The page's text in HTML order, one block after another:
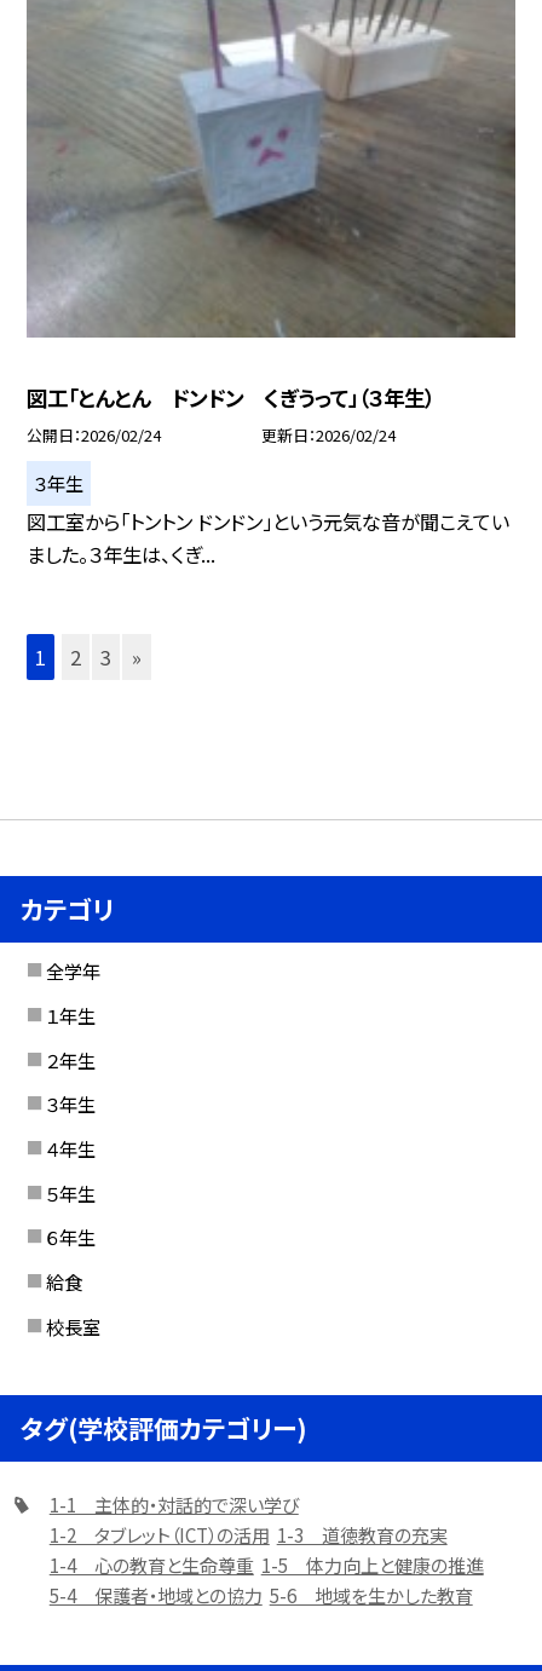
図工「とんとん ドンドン くぎうって」（３年生）
公開日 2026/02/24 更新日 2026/02/24
３年生
図工室から「トントン ドンドン」という元気な音が聞こえてい
ました。３年生は、くぎ...
1 2 3 »
カテゴリ
全学年
１年生
２年生
３年生
４年生
５年生
６年生
給食
校長室
タグ(学校評価カテゴリー)
1-1 主体的・対話的で深い学び
1-2 タブレット（ICT）の活用 1-3 道徳教育の充実
1-4 心の教育と生命尊重 1-5 体力向上と健康の推進
5-4 保護者・地域との協力 5-6 地域を生かした教育